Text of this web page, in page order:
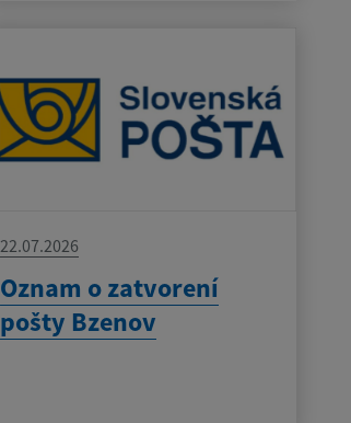
22.07.2026
Oznam o zatvorení
pošty Bzenov